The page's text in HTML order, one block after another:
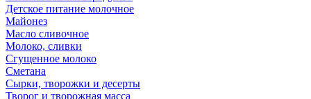
Детское питание молочное
Майонез
Масло сливочное
Молоко, сливки
Сгущенное молоко
Сметана
Сырки, творожки и десерты
Творог и творожная масса